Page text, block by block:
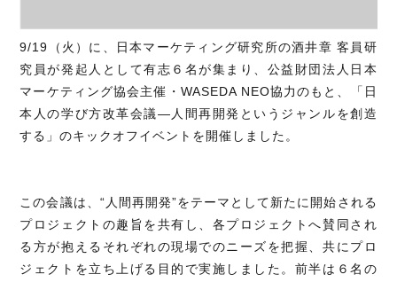
9/19（火）に、日本マーケティング研究所の酒井章 客員研
究員が発起人として有志６名が集まり、公益財団法人日本
マーケティング協会主催・WASEDA NEO協力のもと、「日
本人の学び方改革会議―人間再開発というジャンルを創造
する」のキックオフイベントを開催しました。
この会議は、“人間再開発”をテーマとして新たに開始される
プロジェクトの趣旨を共有し、各プロジェクトへ賛同され
る方が抱えるそれぞれの現場でのニーズを把握、共にプロ
ジェクトを立ち上げる目的で実施しました。前半は６名の